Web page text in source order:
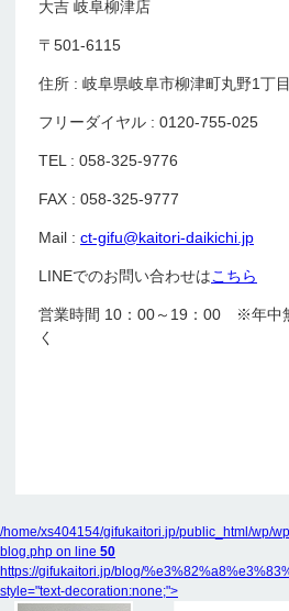
大吉 岐阜柳津店
〒501-6115
住所 : 岐阜県岐阜市柳津町丸野1丁
フリーダイヤル : 0120-755-025
TEL : 058-325-9776
FAX : 058-325-9777
Mail : ct-gifu@kaitori-daikichi.jp
LINEでのお問い合わせはこちら
営業時間 10：00～19：00 ※年中
く
/home/xs404154/gifukaitori.jp/public_html/wp/
blog.php on line 50
https://gifukaitori.jp/blog/
style="text-decoration:none;">